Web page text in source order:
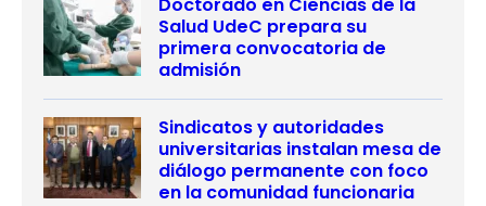
Salud UdeC prepara su
primera convocatoria de
admisión
Sindicatos y autoridades
universitarias instalan mesa de
diálogo permanente con foco
en la comunidad funcionaria